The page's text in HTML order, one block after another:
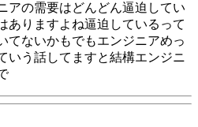
アの需要はどんどん逼迫してい
ありますよね逼迫しているって
てないかもでもエンジニアめっ
いう話してますと結構エンジニ